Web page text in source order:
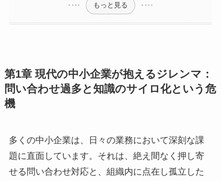
もっと見る
第1章 現代の中小企業が抱えるジレンマ：
問い合わせ過多と知識のサイロ化という危
機
多くの中小企業は、日々の業務において深刻な課
題に直面しています。それは、絶え間なく押し寄
せる問い合わせ対応と、組織内に点在し孤立した